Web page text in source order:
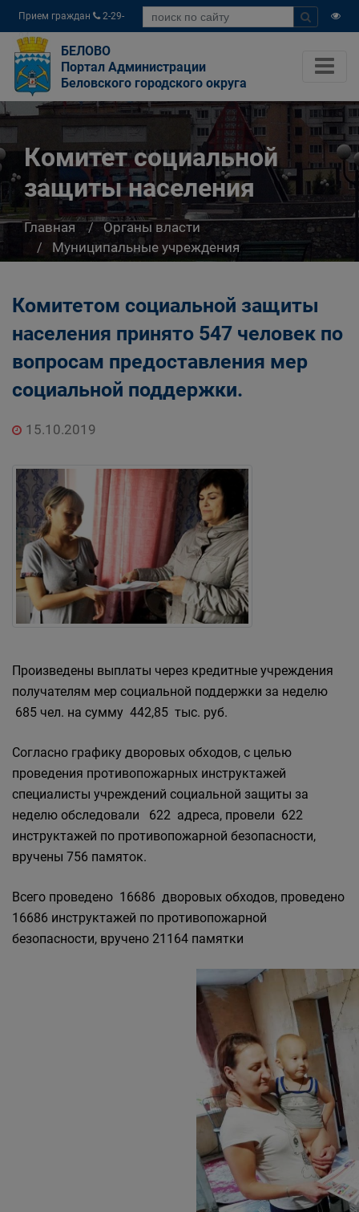
Прием граждан
2-29-
04
БЕЛОВО
Портал Администрации
Беловского городского округа
Комитет социальной
защиты населения
Главная
Органы власти
Муниципальные учреждения
Комитет социальной защиты населения
Комитетом социальной защиты
населения принято 547 человек по
вопросам предоставления мер
социальной поддержки.
15.10.2019
Произведены выплаты через кредитные учреждения
получателям мер социальной поддержки за неделю
685 чел. на сумму 442,85 тыс. руб.
Согласно графику дворовых обходов, с целью
проведения противопожарных инструктажей
специалисты учреждений социальной защиты за
неделю обследовали 622 адреса, провели 622
инструктажей по противопожарной безопасности,
вручены 756 памяток.
Всего проведено 16686 дворовых обходов, проведено
16686 инструктажей по противопожарной
безопасности, вручено 21164 памятки